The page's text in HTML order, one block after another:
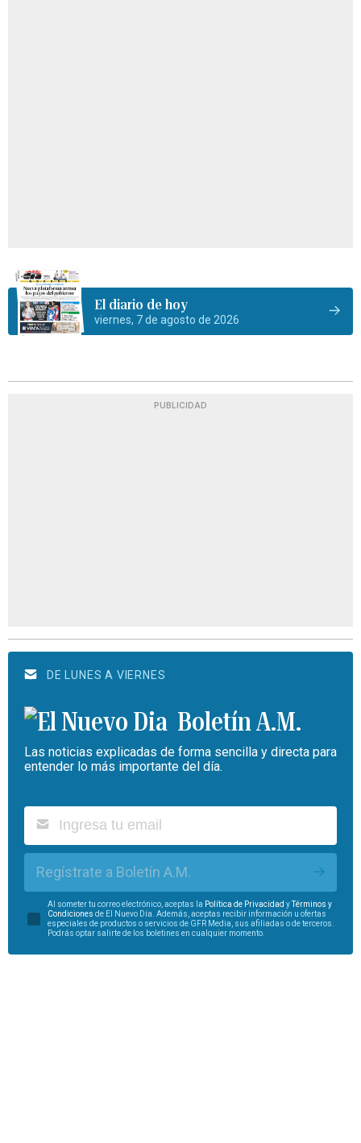
El diario de hoy
viernes, 7 de agosto de 2026
PUBLICIDAD
DE LUNES A VIERNES
Boletín A.M.
Las noticias explicadas de forma sencilla y directa para
entender lo más importante del día.
Regístrate a Boletín A.M.
Al someter tu correo electrónico, aceptas la Política de Privacidad yTérminos y
Condiciones de El Nuevo Día. Además, aceptas recibir información u ofertas
especiales de productos o servicios de GFR Media, sus afiliadas o de terceros.
Podrás optar salirte de los boletines en cualquier momento.